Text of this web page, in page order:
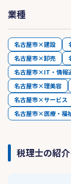
業種
名古屋市×建設
名古屋市×卸売
名古屋市×IT・情報
名古屋市×理美容
名古屋市×サービス
名古屋市×医療・福
税理士の紹